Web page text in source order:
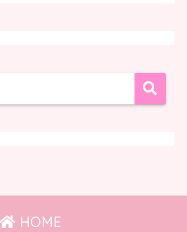
HOME